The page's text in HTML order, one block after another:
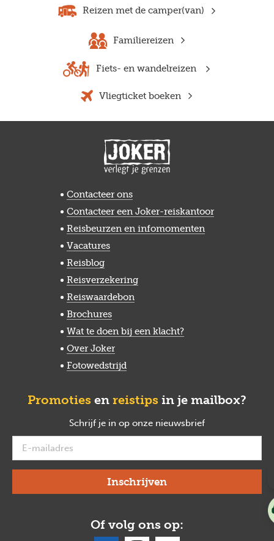
Reizen met de camper(van)
Familiereizen
Fiets- en wandelreizen
Vliegticket boeken
Contacteer ons
Contacteer een Joker-reiskantoor
Reisbeurzen en infomomenten
Vacatures
Reisblog
Reisverzekering
Reiswaardebon
Brochures
Wat te doen bij een klacht?
Over Joker
Fotowedstrijd
Promoties en reistips in je mailbox?
Schrijf je in op onze nieuwsbrief
Of volg ons op: